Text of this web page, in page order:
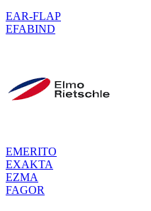
EAR-FLAP
EFABIND
EMERITO
EXAKTA
EZMA
FAGOR